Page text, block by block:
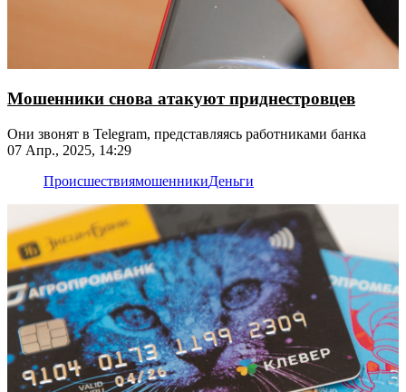
Мошенники снова атакуют приднестровцев
Они звонят в Telegram, представляясь работниками банка
07 Апр., 2025, 14:29
ПроисшествиямошенникиДеньги